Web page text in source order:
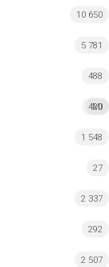
10 650
5 781
488
MI
420
1 548
27
2 337
292
2 507